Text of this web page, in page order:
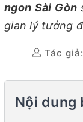
ngon Sài Gòn
gian lý tưởng
Tác giả:
Nội dung